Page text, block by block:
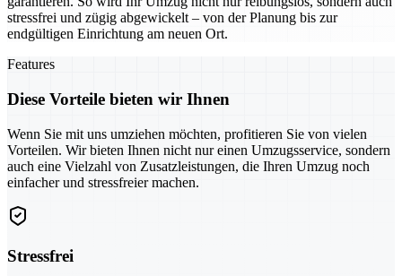
stressfrei und zügig abgewickelt – von der Planung bis zur
endgültigen Einrichtung am neuen Ort.
Features
Diese Vorteile bieten wir Ihnen
Wenn Sie mit uns umziehen möchten, profitieren Sie von vielen
Vorteilen. Wir bieten Ihnen nicht nur einen Umzugsservice, sondern
auch eine Vielzahl von Zusatzleistungen, die Ihren Umzug noch
einfacher und stressfreier machen.
Stressfrei